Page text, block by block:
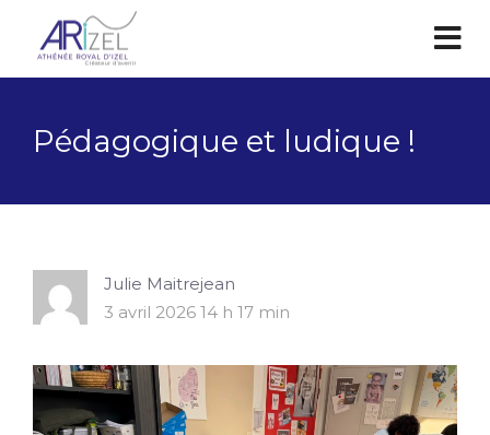
Pédagogique et ludique !
Julie Maitrejean
3 avril 2026 14 h 17 min